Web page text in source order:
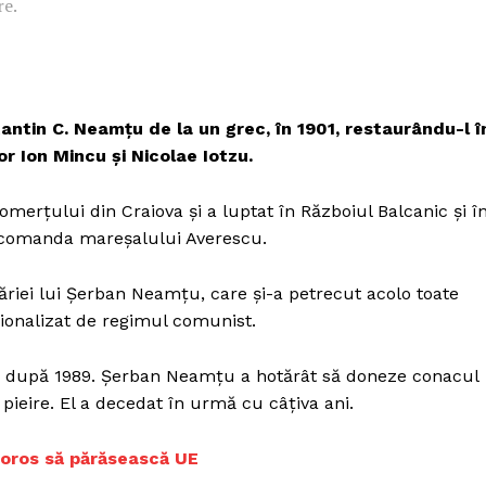
C. Neamţu de la un grec, în 1901, restaurându-l
Ion Mincu şi Nicolae Iotzu.
din Craiova şi a luptat în Războiul Balcanic şi
mareşalului Averescu.
lui Şerban Neamţu, care şi-a petrecut acolo toate
de regimul comunist.
1989. Şerban Neamţu a hotărât să doneze conacul
El a decedat în urmă cu câţiva ani.
să părăsească UE